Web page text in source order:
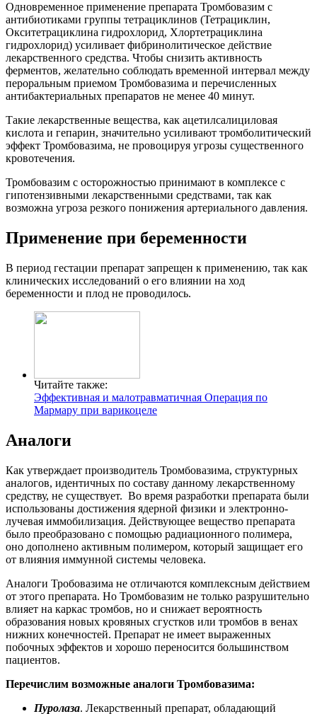
Одновременное применение препарата Тромбовазим с
антибиотиками группы тетрациклинов (Тетрациклин,
Окситетрациклина гидрохлорид, Хлортетрациклина
гидрохлорид) усиливает фибринолитическое действие
лекарственного средства. Чтобы снизить активность
ферментов, желательно соблюдать временной интервал между
пероральным приемом Тромбовазима и перечисленных
антибактериальных препаратов не менее 40 минут.
Такие лекарственные вещества, как ацетилсалициловая
кислота и гепарин, значительно усиливают тромболитический
эффект Тромбовазима, не провоцируя угрозы существенного
кровотечения.
Тромбовазим с осторожностью принимают в комплексе с
гипотензивными лекарственными средствами, так как
возможна угроза резкого понижения артериального давления.
Применение при беременности
В период гестации препарат запрещен к применению, так как
клинических исследований о его влиянии на ход
беременности и плод не проводилось.
Читайте также:
Эффективная и малотравматичная Операция по
Мармару при варикоцеле
Аналоги
Как утверждает производитель Тромбовазима, структурных
аналогов, идентичных по составу данному лекарственному
средству, не существует. Во время разработки препарата были
использованы достижения ядерной физики и электронно-
лучевая иммобилизация. Действующее вещество препарата
было преобразовано с помощью радиационного полимера,
оно дополнено активным полимером, который защищает его
от влияния иммунной системы человека.
Аналоги Тробовазима не отличаются комплексным действием
от этого препарата. Но Тромбовазим не только разрушительно
влияет на каркас тромбов, но и снижает вероятность
образования новых кровяных сгустков или тромбов в венах
нижних конечностей. Препарат не имеет выраженных
побочных эффектов и хорошо переносится большинством
пациентов.
Перечислим возможные аналоги Тромбовазима:
Пуролаза. Лекарственный препарат, обладающий